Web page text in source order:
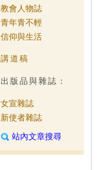
教會人物誌
青年青不輕
信仰與生活
講道稿
出版品與雜誌：
女宣雜誌
新使者雜誌
站內文章搜尋